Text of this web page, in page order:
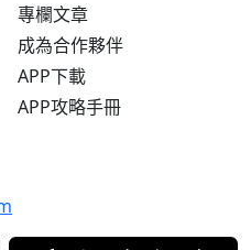
專欄文章
成為合作夥伴
APP下載
APP攻略手冊